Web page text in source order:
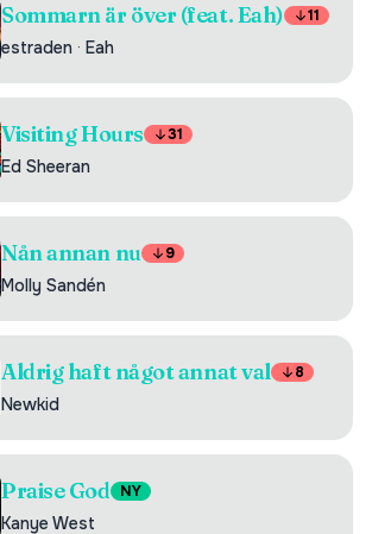
Sommarn är över (feat. Eah) 11
estraden · Eah
Visiting Hours 31
Ed Sheeran
Nån annan nu 9
Molly Sandén
Aldrig haft något annat val 8
Newkid
Praise God NY
Kanye West